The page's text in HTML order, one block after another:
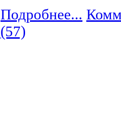
Подробнее...
(57)